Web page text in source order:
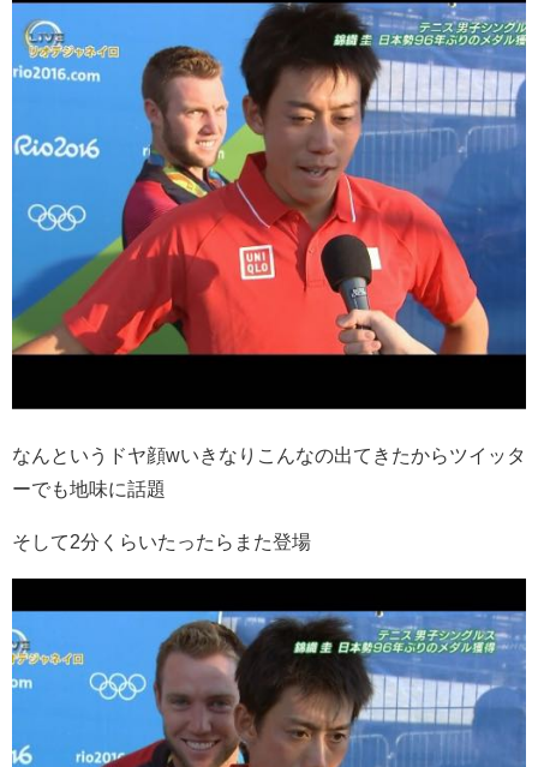
なんというドヤ顔wいきなりこんなの出てきたからツイッタ
ーでも地味に話題
そして2分くらいたったらまた登場